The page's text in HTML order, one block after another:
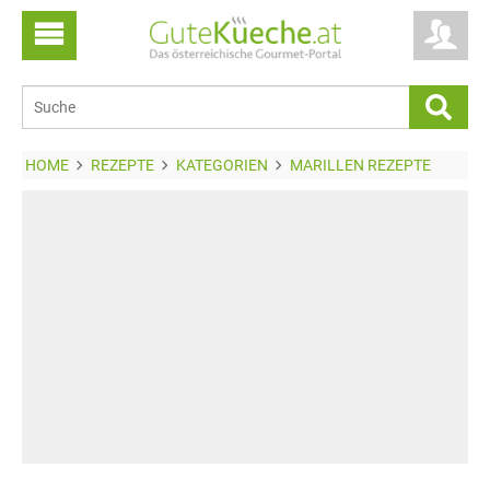
HOME REZEPTE KATEGORIEN MARILLEN REZEPTE